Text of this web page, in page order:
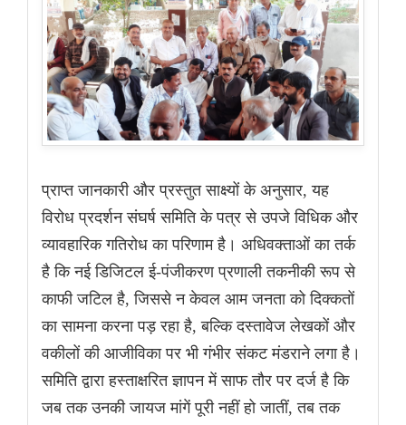
प्राप्त जानकारी और प्रस्तुत साक्ष्यों के अनुसार, यह
विरोध प्रदर्शन संघर्ष समिति के पत्र से उपजे विधिक और
व्यावहारिक गतिरोध का परिणाम है। अधिवक्ताओं का तर्क
है कि नई डिजिटल ई-पंजीकरण प्रणाली तकनीकी रूप से
काफी जटिल है, जिससे न केवल आम जनता को दिक्कतों
का सामना करना पड़ रहा है, बल्कि दस्तावेज लेखकों और
वकीलों की आजीविका पर भी गंभीर संकट मंडराने लगा है।
समिति द्वारा हस्ताक्षरित ज्ञापन में साफ तौर पर दर्ज है कि
जब तक उनकी जायज मांगें पूरी नहीं हो जातीं, तब तक